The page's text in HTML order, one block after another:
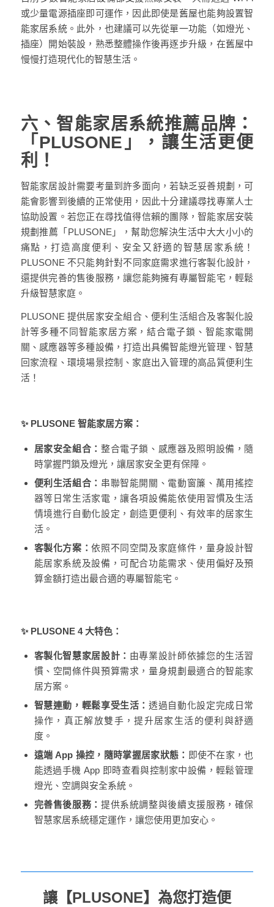
或少量電源插座即可運作，因此即使是舊屋也能夠設置智
能家居系統。此外，也建議可以先從單一功能（如燈光、
插座）開始裝設，熟悉整體操作後再逐步升級，在舊屋中
慢慢打造現代化的智慧生活。
六、智能家居系統推薦品牌：
「PLUSONE」，讓生活更便
利！
智能家居設計需要考量到許多面向，若缺乏妥善規劃，可
能會影響到後續的正常使用，因此十分建議尋找專業人士
協助設置。若您正在尋找值得信賴的團隊，智能家居安裝
規劃推薦「PLUSONE」，幫助您解決生活中大大小小的
痛點，打造高度便利、安全又舒適的智慧居家系統！
PLUSONE 不只能夠針對不同家庭需求進行客製化設計，
還提供完善的售後服務，讓您能夠擁有專屬智能宅，輕鬆
升級智慧家庭。
PLUSONE 提供居家安全組合、便利生活組合及客製化設
計等多種不同智能家居方案，結合電子鎖、智能家電開
關、感應器等多種設備，打造出具備智能燈光管理、智慧
回家流程、環境場景控制、家庭出入管理的高品質便利生
活！
✨ PLUSONE 智能家居方案：
居家安全組合： 整合電子鎖、感應器及照明設備，隨
時掌握門鎖及燈光，讓居家安全更有保障。
便利生活組合： 串聯智能開關、電動窗簾、萬用搖控
器等日常生活家電，讓各項設備能依使用習慣及生活
情境進行自動化設定，創造更便利、有效率的居家生
活。
客製化方案：依照不同空間及家庭條件，量身設計智
能居家系統及設備，可配合功能需求、使用偏好及預
算金額打造出最合適的專屬智能宅。
✨ PLUSONE 4 大特色：
客製化智慧家居設計： 由專業設計師依據您的生活習
慣、空間條件與預算需求，量身規劃最適合的智能家
居方案。
智慧連動，輕鬆享受生活：透過自動化設定完成日常
操作，真正解放雙手，提升居家生活的便利與舒適
度。
遠端 App 操控，隨時掌握居家狀態： 即使不在家，也
能透過手機 App 即時查看與控制家中設備，輕鬆管理
燈光、空調與安全系統。
完善售後服務： 提供系統調整與後續支援服務，確保
智慧家居系統穩定運作，讓您使用更加安心。
讓【PLUSONE】為您打造便